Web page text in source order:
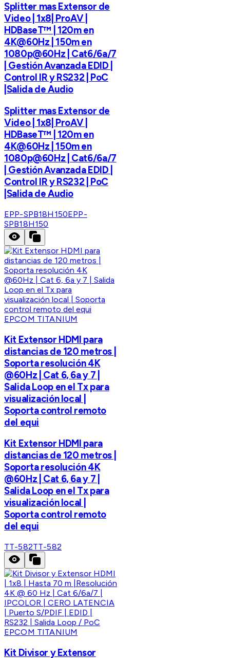
Splitter mas Extensor de
Video | 1x8| ProAV |
HDBaseT™ | 120m en
4K@60Hz | 150m en
1080p@60Hz | Cat6/6a/7
| Gestión Avanzada EDID |
Control IR y RS232 | PoC
|Salida de Audio
Splitter mas Extensor de
Video | 1x8| ProAV |
HDBaseT™ | 120m en
4K@60Hz | 150m en
1080p@60Hz | Cat6/6a/7
| Gestión Avanzada EDID |
Control IR y RS232 | PoC
|Salida de Audio
EPP-SPB18H150EPP-
SPB18H150
EPCOM TITANIUM
Kit Extensor HDMI para
distancias de 120 metros |
Soporta resolución 4K
@60Hz | Cat 6, 6a y 7 |
Salida Loop en el Tx para
visualización local |
Soporta control remoto
del equi
Kit Extensor HDMI para
distancias de 120 metros |
Soporta resolución 4K
@60Hz | Cat 6, 6a y 7 |
Salida Loop en el Tx para
visualización local |
Soporta control remoto
del equi
TT-582TT-582
EPCOM TITANIUM
Kit Divisor y Extensor